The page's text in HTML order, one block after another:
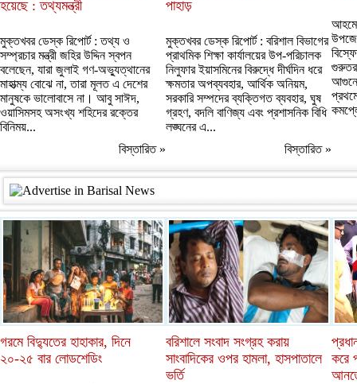
হয়েছে : তথ্যমন্ত্রী
মুক্তখবর ডেস্ক রিপোর্ট : তথ্য ও
সম্প্রচার মন্ত্রী জহির উদ্দিন স্বপন
বলেছেন, যারা জুলাই গণ-অভ্যুত্থানের
মাহাত্ম্য বোঝে না, তারা মূলত এ দেশের
মানুষকে ভালোবাসে না। আবু সাঈদ,
ওয়াসিমসহ অসংখ্য শহিদের রক্তের
বিনিময়...
বিস্তারিত »
পাহাড়
মুক্তখবর ডেস্ক রিপোর্ট : বরিশাল বিভাগের
প্রাথমিক শিক্ষা কার্যালয়ের উপ-পরিচালক
নিলুফার ইয়াসমিনের বিরুদ্ধে দীর্ঘদিন ধরে
ক্ষমতার অপব্যবহার, আর্থিক অনিয়ম,
সরকারি সম্পদের ব্যক্তিগত ব্যবহার, ঘুষ
গ্রহণ, বদলি বাণিজ্য এবং প্রশাসনিক বিধি
লঙ্ঘনের এ...
বিস্তারিত »
আগুনে
গরমে বিদ্যুতের হাহাকার, দিনে
২০-২৫ বার লোডশেডিং
বরিশালে সংবাদ সংগ্রহ করায়
সাংবাদিকের ওপর হামলা, হাসপাতালে
ভর্তি
করে